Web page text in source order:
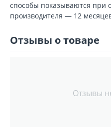
способы показываются при
производителя — 12
Отзывы о товаре
Отзывы